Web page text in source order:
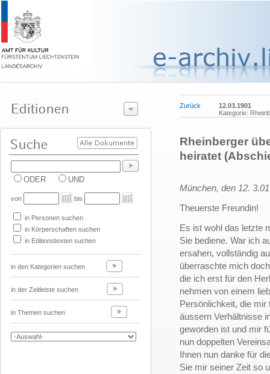
ODER UND
von bis
in Personen suchen
in Körperschaften suchen
in Editionstexten suchen
in den Kategorien suchen
in der Zeitleiste suchen
in Themen suchen
Zurück
12.03.1901
Kategorie:
Rheinberger
heiratet
München, den 12. 3.01
Theuerste Freundin!
Es ist wohl das letzte
Sie bediene. War ich
ersahen, vollständig
überraschte mich
die ich erst für den
nehmen von einem
Persönlichkeit, die
äussern Verhältnisse
geworden ist und mir
nun doppelten
Ihnen nun danke für
Sie mir seiner Zeit so